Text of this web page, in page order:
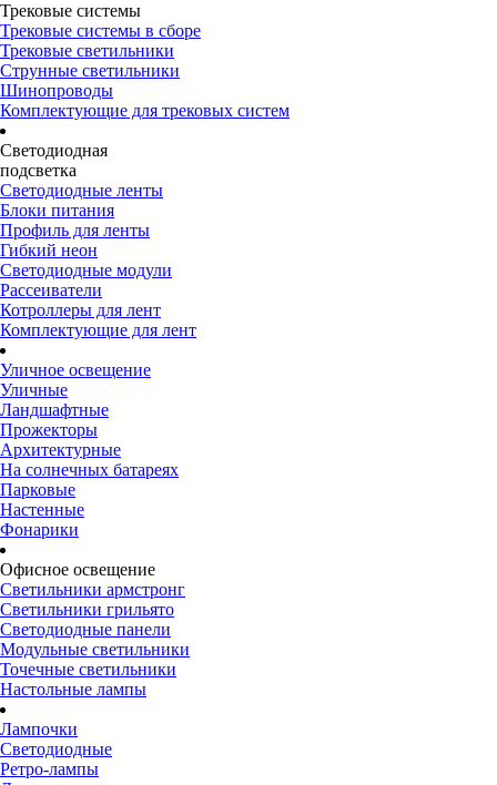
Трековые системы
Трековые системы в сборе
Трековые светильники
Струнные светильники
Шинопроводы
Комплектующие для трековых систем
Светодиодная
подсветка
Светодиодные ленты
Блоки питания
Профиль для ленты
Гибкий неон
Светодиодные модули
Рассеиватели
Котроллеры для лент
Комплектующие для лент
Уличное освещение
Уличные
Ландшафтные
Прожекторы
Архитектурные
На солнечных батареях
Парковые
Настенные
Фонарики
Офисное освещение
Светильники армстронг
Светильники грильято
Светодиодные панели
Модульные светильники
Точечные светильники
Настольные лампы
Лампочки
Светодиодные
Ретро-лампы